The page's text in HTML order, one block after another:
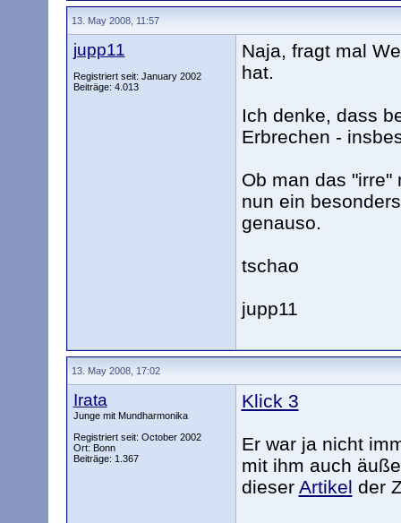
13. May 2008, 11:57
jupp11
Registriert seit: January 2002
Beiträge: 4.013
Naja, fragt mal
hat.
Ich denke, dass
Erbrechen -
Ob man das
nun ein
genauso.
tschao
jupp11
13. May 2008, 17:02
Irata
Junge mit Mundharmonika
Registriert seit: October 2002
Ort: Bonn
Beiträge: 1.367
Klick 3
Er war ja nicht
mit ihm auch
dieser Artikel der